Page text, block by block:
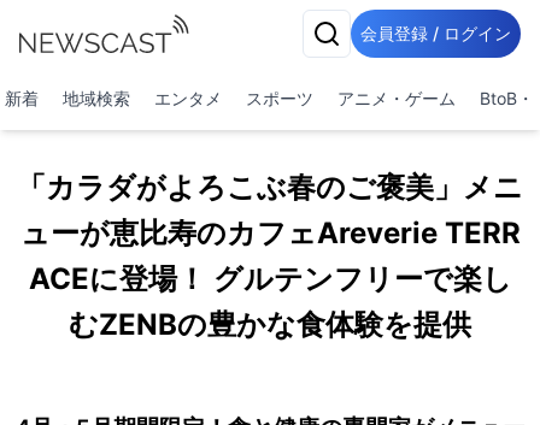
会員登録 / ログイン
新着 地域検索 エンタメ スポーツ アニメ・ゲーム BtoB・
「カラダがよろこぶ春のご褒美」メニ
ューが恵比寿のカフェAreverie TERR
ACEに登場！ グルテンフリーで楽し
むZENBの豊かな食体験を提供